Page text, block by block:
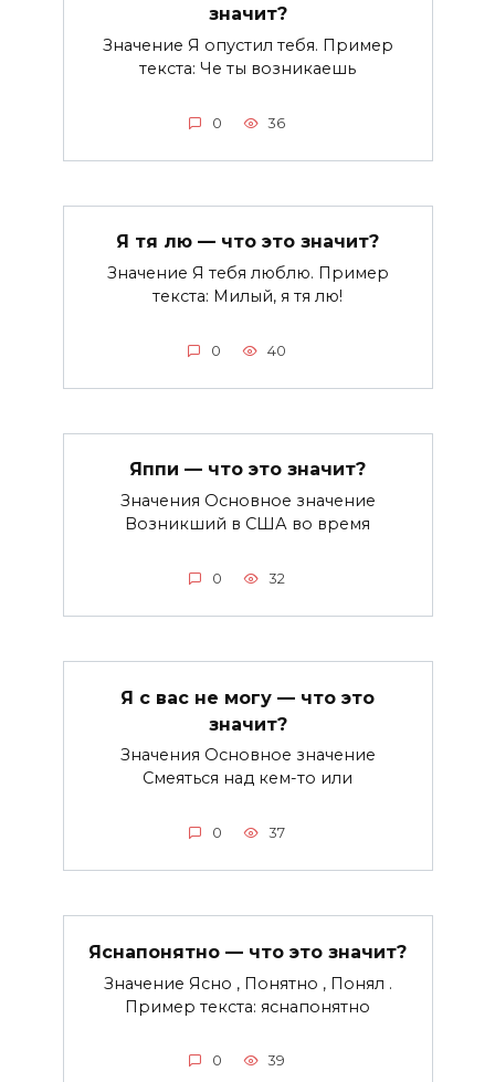
значит?
Значение Я опустил тебя. Пример
текста: Че ты возникаешь
0 36
Я тя лю — что это значит?
Значение Я тебя люблю. Пример
текста: Милый, я тя лю!
0 40
Яппи — что это значит?
Значения Основное значение
Возникший в США во время
0 32
Я с вас не могу — что это
значит?
Значения Основное значение
Смеяться над кем-то или
0 37
Яснапонятно — что это значит?
Значение Ясно , Понятно , Понял .
Пример текста: яснапонятно
0 39